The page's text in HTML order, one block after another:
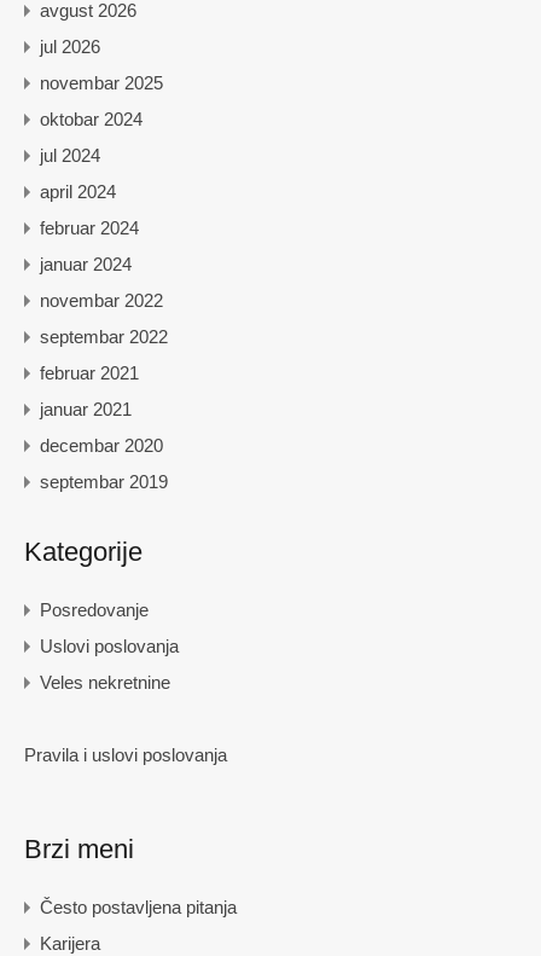
avgust 2026
jul 2026
novembar 2025
oktobar 2024
jul 2024
april 2024
februar 2024
januar 2024
novembar 2022
septembar 2022
februar 2021
januar 2021
decembar 2020
septembar 2019
Kategorije
Posredovanje
Uslovi poslovanja
Veles nekretnine
Pravila i uslovi poslovanja
Brzi meni
Često postavljena pitanja
Karijera